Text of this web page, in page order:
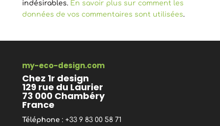
indésirables. En savoir plus sur comment les
données de vos commentaires sont utilisées.
my-eco-design.com
Chez 1r design
129 rue du Laurier
73 000 Chambéry
France
Téléphone : +33 9 83 00 58 71